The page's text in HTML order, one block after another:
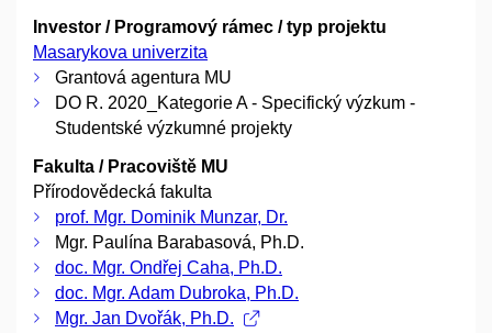
Investor / Programový rámec / typ projektu
Masarykova univerzita
Grantová agentura MU
DO R. 2020_Kategorie A - Specifický výzkum -
Studentské výzkumné projekty
Fakulta / Pracoviště MU
Přírodovědecká fakulta
prof. Mgr. Dominik Munzar, Dr.
Mgr. Paulína Barabasová, Ph.D.
doc. Mgr. Ondřej Caha, Ph.D.
doc. Mgr. Adam Dubroka, Ph.D.
Mgr. Jan Dvořák, Ph.D.